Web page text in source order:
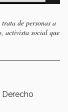
de personas a
activista social que
Derecho